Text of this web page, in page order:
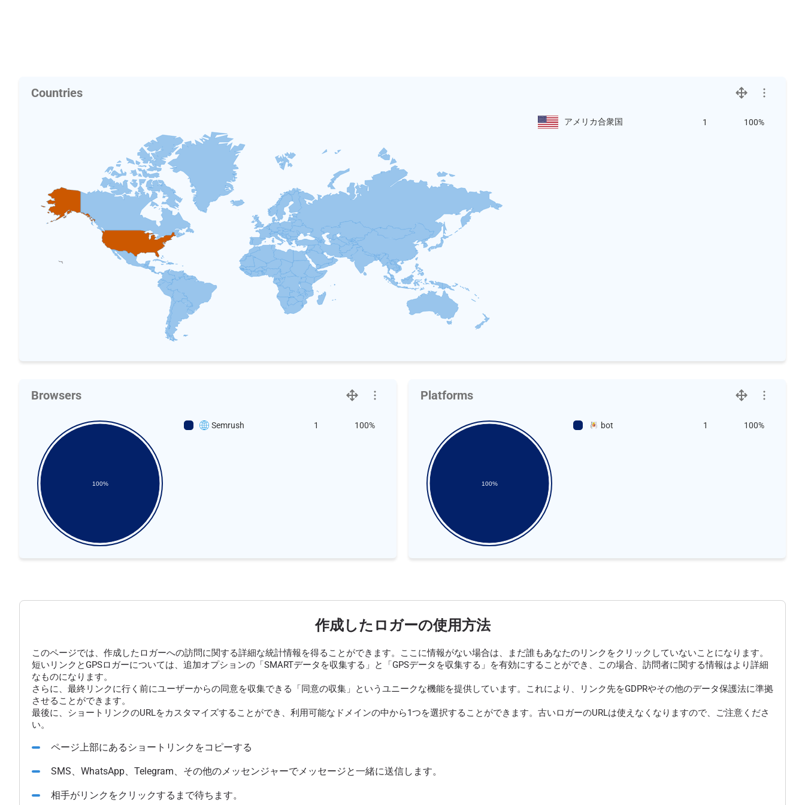
Countries
アメリカ合衆国 1 100%
Browsers
100%
Semrush 1 100%
Platforms
100%
bot 1 100%
作成したロガーの使用方法
このページでは、作成したロガーへの訪問に関する詳細な統計情報を得ることができます。ここに情報がない場合は、まだ誰もあなたのリンクをクリックしていないことになります。
短いリンクとGPSロガーについては、追加オプションの「SMARTデータを収集する」と「GPSデータを収集する」を有効にすることができ、この場合、訪問者に関する情報はより詳細
なものになります。
さらに、最終リンクに行く前にユーザーからの同意を収集できる「同意の収集」というユニークな機能を提供しています。これにより、リンク先をGDPRやその他のデータ保護法に準拠
させることができます。
最後に、ショートリンクのURLをカスタマイズすることができ、利用可能なドメインの中から1つを選択することができます。古いロガーのURLは使えなくなりますので、ご注意くださ
い。
ページ上部にあるショートリンクをコピーする
SMS、WhatsApp、Telegram、その他のメッセンジャーでメッセージと一緒に送信します。
相手がリンクをクリックするまで待ちます。